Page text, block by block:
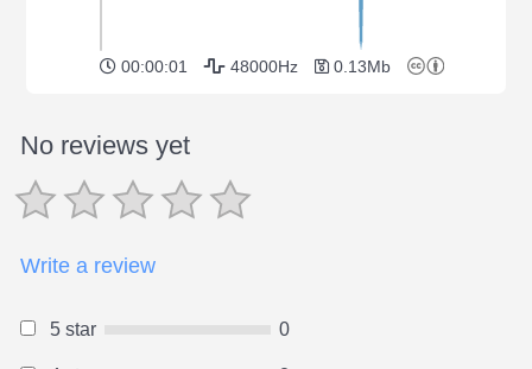
00:00:01 48000Hz 0.13Mb
No reviews yet
Write a review
5 star 0